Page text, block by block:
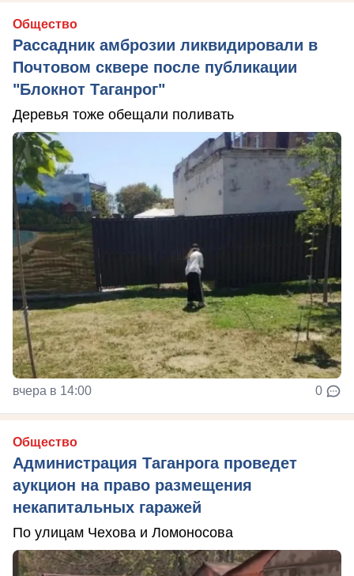
Общество
Рассадник амброзии ликвидировали в
Почтовом сквере после публикации
"Блокнот Таганрог"
Деревья тоже обещали поливать
вчера в 14:00 0
Общество
Администрация Таганрога проведет
аукцион на право размещения
некапитальных гаражей
По улицам Чехова и Ломоносова